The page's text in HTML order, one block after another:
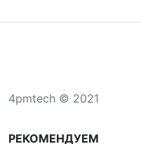
4pmtech © 2021
РЕКОМЕНДУЕМ